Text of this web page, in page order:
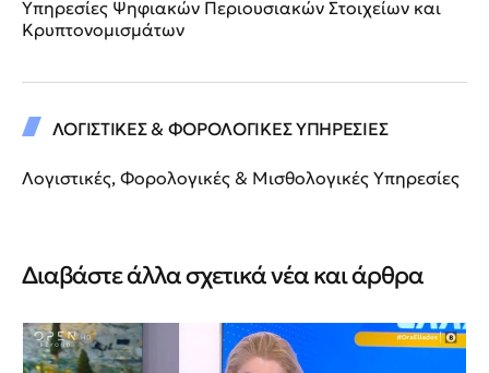
Υπηρεσίες Ψηφιακών Περιουσιακών Στοιχείων και
Κρυπτονομισμάτων
ΛΟΓΙΣΤΙΚΕΣ & ΦΟΡΟΛΟΓΙΚΕΣ ΥΠΗΡΕΣΙΕΣ
Λογιστικές, Φορολογικές & Μισθολογικές Υπηρεσίες
Διαβάστε άλλα σχετικά νέα και άρθρα